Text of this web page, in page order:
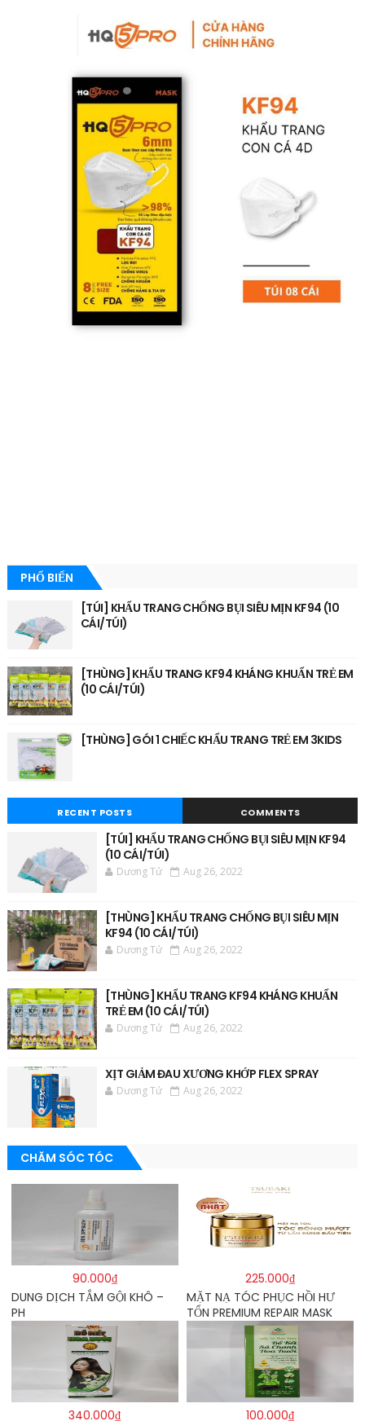
PHỔ BIẾN
[TÚI] KHẨU TRANG CHỐNG BỤI SIÊU MỊN KF94 (10
CÁI/TÚI)
[THÙNG] KHẨU TRANG KF94 KHÁNG KHUẨN TRẺ EM
(10 CÁI/TÚI)
[THÙNG] GÓI 1 CHIẾC KHẨU TRANG TRẺ EM 3KIDS
RECENT POSTS COMMENTS
[TÚI] KHẨU TRANG CHỐNG BỤI SIÊU MỊN KF94
(10 CÁI/TÚI)
Dương Tử Aug 26, 2022
[THÙNG] KHẨU TRANG CHỐNG BỤI SIÊU MỊN
KF94 (10 CÁI/TÚI)
Dương Tử Aug 26, 2022
[THÙNG] KHẨU TRANG KF94 KHÁNG KHUẨN
TRẺ EM (10 CÁI/TÚI)
Dương Tử Aug 26, 2022
XỊT GIẢM ĐAU XƯƠNG KHỚP FLEX SPRAY
Dương Tử Aug 26, 2022
CHĂM SÓC TÓC
90.000₫
DUNG DỊCH TẮM GỘI KHÔ –
PH
225.000₫
MẶT NẠ TÓC PHỤC HỒI HƯ
TỔN PREMIUM REPAIR MASK
180G – TSUBAKI
340.000₫ 100.000₫